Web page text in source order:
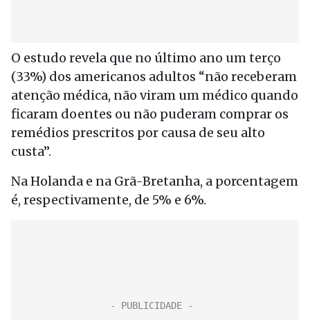
O estudo revela que no último ano um terço
(33%) dos americanos adultos “não receberam
atenção médica, não viram um médico quando
ficaram doentes ou não puderam comprar os
remédios prescritos por causa de seu alto
custa”.
Na Holanda e na Grã-Bretanha, a porcentagem
é, respectivamente, de 5% e 6%.